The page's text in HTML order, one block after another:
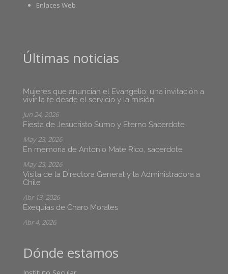
Enlaces Web
Últimas noticias
Mujeres que anuncian el Evangelio: una invitación a
vivir la fe desde el servicio y la misión
Jun 24, 2026
Fiesta de Jesucristo Sumo y Eterno Sacerdote
May 23, 2026
En memoria de Antonio Mate Rico, sacerdote
May 23, 2026
Visita de la Directora General y la Administradora a
Chile
Abr 13, 2026
Exequias de Charo Morales
Abr 4, 2026
Dónde estamos